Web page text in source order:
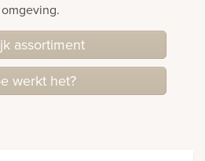
assortiment
werkt het?